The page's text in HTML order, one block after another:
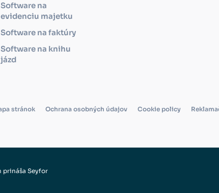
Software na
evidenciu majetku
Software na faktúry
Software na knihu
jázd
stránok Ochrana osobných údajov Cookie policy
prináša Seyfor